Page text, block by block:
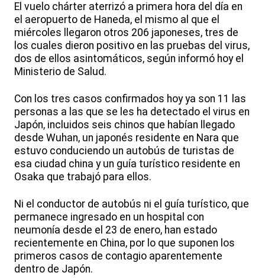
El vuelo chárter aterrizó a primera hora del día en
el aeropuerto de Haneda, el mismo al que el
miércoles llegaron otros 206 japoneses, tres de
los cuales dieron positivo en las pruebas del virus,
dos de ellos asintomáticos, según informó hoy el
Ministerio de Salud.
Con los tres casos confirmados hoy ya son 11 las
personas a las que se les ha detectado el virus en
Japón, incluidos seis chinos que habían llegado
desde Wuhan, un japonés residente en Nara que
estuvo conduciendo un autobús de turistas de
esa ciudad china y un guía turístico residente en
Osaka que trabajó para ellos.
Ni el conductor de autobús ni el guía turístico, que
permanece ingresado en un hospital con
neumonía desde el 23 de enero, han estado
recientemente en China, por lo que suponen los
primeros casos de contagio aparentemente
dentro de Japón.